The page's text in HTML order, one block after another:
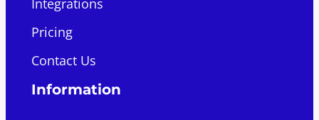
Integrations
Pricing
Contact Us
Information